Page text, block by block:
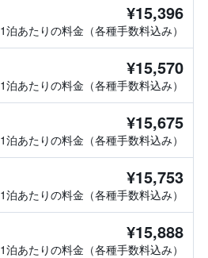
¥15,396
1泊あたりの料金（各種手数料込み）
¥15,570
1泊あたりの料金（各種手数料込み）
¥15,675
1泊あたりの料金（各種手数料込み）
¥15,753
1泊あたりの料金（各種手数料込み）
¥15,888
1泊あたりの料金（各種手数料込み）